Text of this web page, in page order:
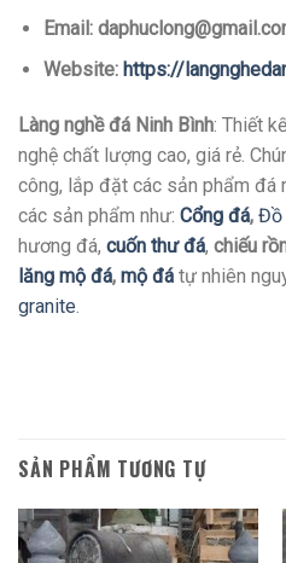
Email:
Website: https://
Làng nghề đá Ninh Bình: Thiết
nghệ chất lượng cao, giá rẻ.
công, lắp đặt các sản phẩm đá
các sản phẩm như: Cổng đá, Đồ
hương đá, cuốn thư đá, chiếu
lăng mộ đá, mộ đá tự nhiên
granite.
SẢN PHẨM TƯƠNG TỰ